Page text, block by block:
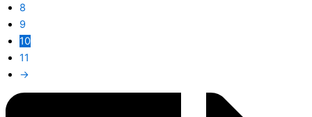
8
9
10
11
→